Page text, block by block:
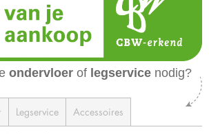
ondervloer of legservice nodig?
Legservice Accessoires